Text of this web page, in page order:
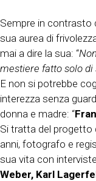
Sempre in contrasto
sua aurea di
mai a dire la sua: “
mestiere fatto solo di
E non si potrebbe
interezza senza
donna e madre: “
Si tratta del progetto
anni, fotografo e
sua vita con
Weber, Karl